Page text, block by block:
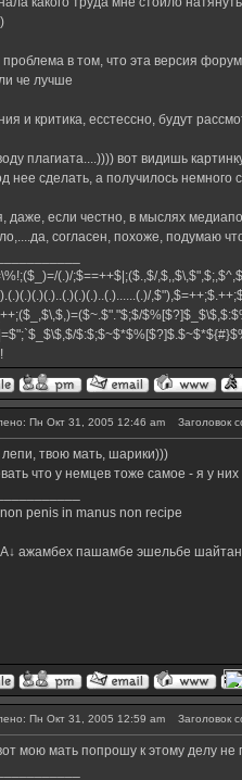
проблема в том, что эта версия
че лучше
и критика, есстессно, будут
плагиата....)))) вот видишь
нее сделать, а получилось немного
даже, если честно, в мыслях
согласен, похоже, подумаю
(.)/;$==++$|;($.,$/
Пн Окт 31, 2005 12:46 am Заголовок
лепи, твою мать, шарики)))
что у немцев тоже самое - я у них
penis in manus non recipe
ажамбех пашамбе эшельбе
Пн Окт 31, 2005 12:59 am Заголовок
мою мать попрошу к этому делу не